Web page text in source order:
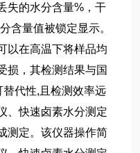
失的水分含量%，干
含量值被锁定显示。
以在高温下将样品均
损，其检测结果与国
代性,且检测效率远
、快速卤素水分测定
测定。该仪器操作简